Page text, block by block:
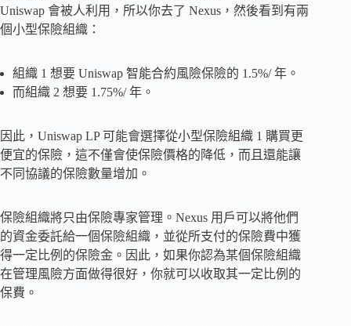
Uniswap 會被人利用，所以你去了 Nexus，然後看到有兩
個小型保險組織：
組織 1 想要 Uniswap 智能合約風險保險的 1.5%/ 年。
而組織 2 想要 1.75%/ 年。
因此，Uniswap LP 可能會選擇從小型保險組織 1 購買更
便宜的保險，這不僅會使保險價格的降低，而且還能讓
不同協議的保險數量增加。
保險組織將只由保險專家管理。Nexus 用戶可以將他們
的資金委託給一個保險組織，並從所支付的保險費中獲
得一定比例的保險金。因此，如果你認為某個保險組織
在管理風險方面做得很好，你就可以收取其一定比例的
保費。